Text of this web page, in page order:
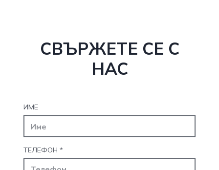
СВЪРЖЕТЕ СЕ С
НАС
ИМЕ
ТЕЛЕФОН *